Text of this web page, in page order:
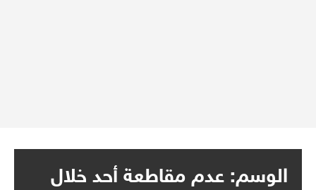
الوسم: عدم مقاطعة أحد خلال